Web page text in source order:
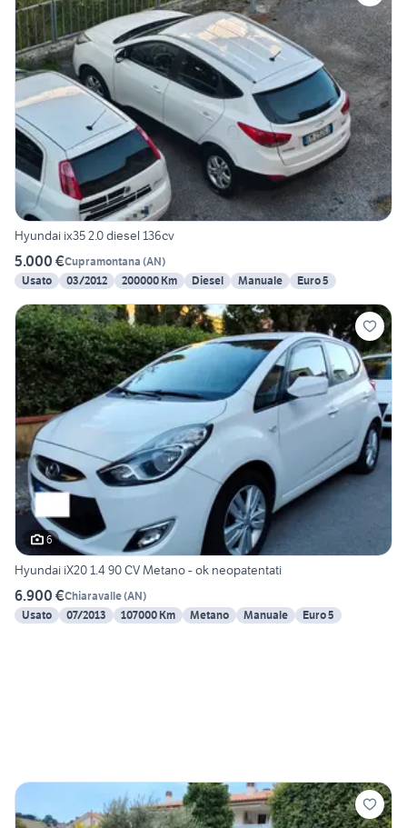
Hyundai ix35 2.0 diesel 136cv
5.000 €Cupramontana (AN)
Usato
03/2012 200000 Km Diesel Manuale Euro 5
6
Hyundai iX20 1.4 90 CV Metano - ok neopatentati
6.900 €Chiaravalle(AN)
Usato
07/2013 107000 Km Metano Manuale Euro 5